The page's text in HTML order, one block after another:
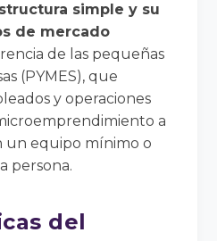
simple y su
de mercado
de las pequeñas
(PYMES), que
y operaciones
a
un equipo mínimo o
persona.
del